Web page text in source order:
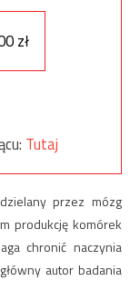
zł
Tutaj
przez mózg
produkcję komórek
chronić naczynia
autor badania